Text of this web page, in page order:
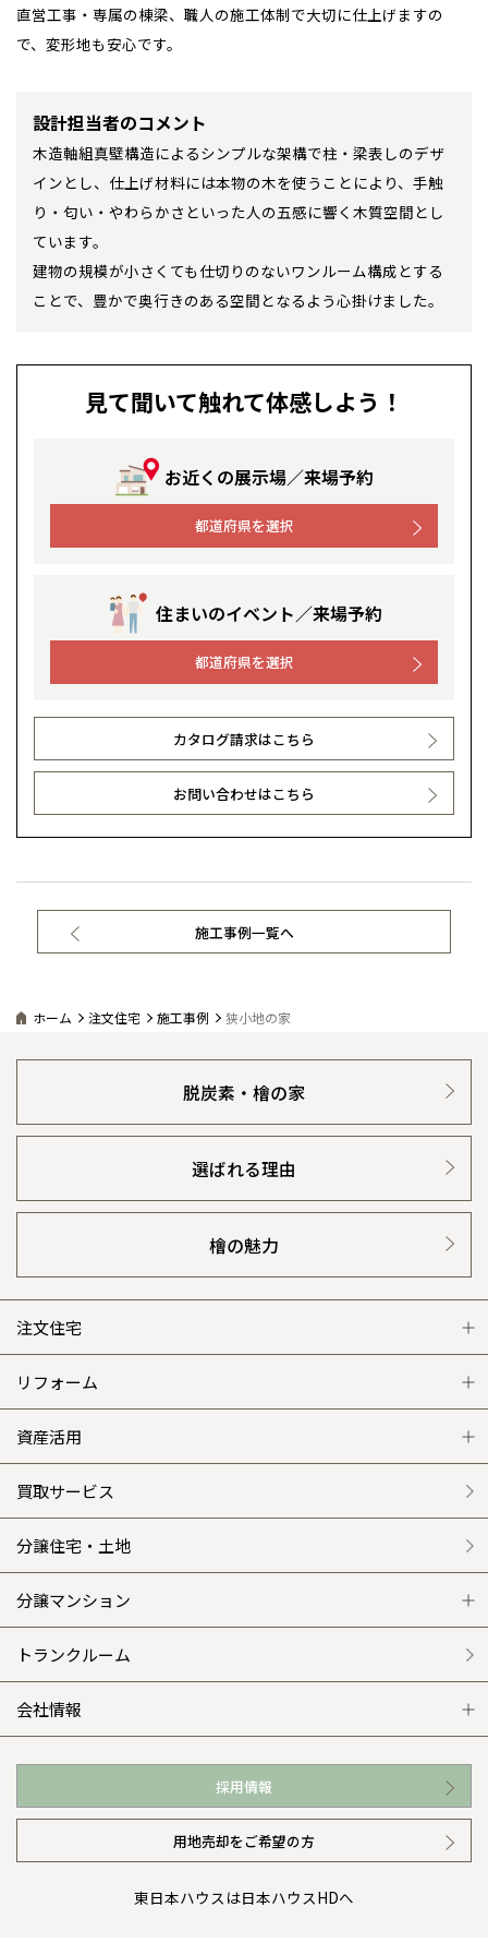
直営工事・専属の棟梁、職人の施工体制で大切に仕上げますの
で、変形地も安心です。
設計担当者のコメント
木造軸組真壁構造によるシンプルな架構で柱・梁表しのデザ
インとし、仕上げ材料には本物の木を使うことにより、手触
り・匂い・やわらかさといった人の五感に響く木質空間とし
ています。
建物の規模が小さくても仕切りのないワンルーム構成とする
ことで、豊かで奥行きのある空間となるよう心掛けました。
見て聞いて触れて体感しよう！
お近くの展示場／来場予約
都道府県を選択
住まいのイベント／来場予約
都道府県を選択
カタログ請求はこちら
お問い合わせはこちら
施工事例一覧へ
ホーム 注文住宅 施工事例 狭小地の家
脱炭素・檜の家
選ばれる理由
檜の魅力
注文住宅
注文住宅 トップ
グレートステージ
クレステージ
施工事例
平屋の家
外観・インテリア集
WEB住宅展示場
お近くの展示場
イベント情報
リフォーム
リフォーム トップ
リフォームメニュー
選ばれる理由
リフォームの流れ
介護保険利用で快適リフォーム
カタログ請求（無料）
資産活用
資産活用 トップ
賃貸併用住宅のメリット
安心のサポートシステム
商品紹介
展示場案内
買取サービス
分譲住宅・土地
分譲マンション
分譲マンション トップ
ワザックとは
高い信頼性
安心の管理体制
トランクルーム
会社情報
会社情報 トップ
ニュースリリース
採用情報
用地売却をご希望の方
東日本ハウスは日本ハウスHDへ